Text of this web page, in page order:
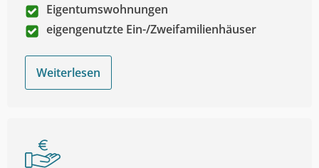
Eigentumswohnungen
eigengenutzte Ein-/Zweifamilienhäuser
Weiterlesen